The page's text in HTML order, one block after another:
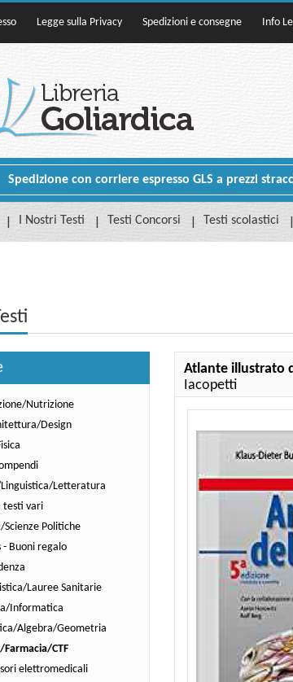
Legge sulla Privacy Spedizioni e consegne Info
Spedizione con corriere espresso GLS a prezzi
I Nostri Testi Testi Concorsi Testi scolastici
Nutrizione
Design
Letteratura
testi vari
Scienze Politiche
- Buoni regalo
Lauree Sanitarie
Informatica
Algebra/Geometria
CTF
elettromedicali
Atlante illustrato
Iacopetti